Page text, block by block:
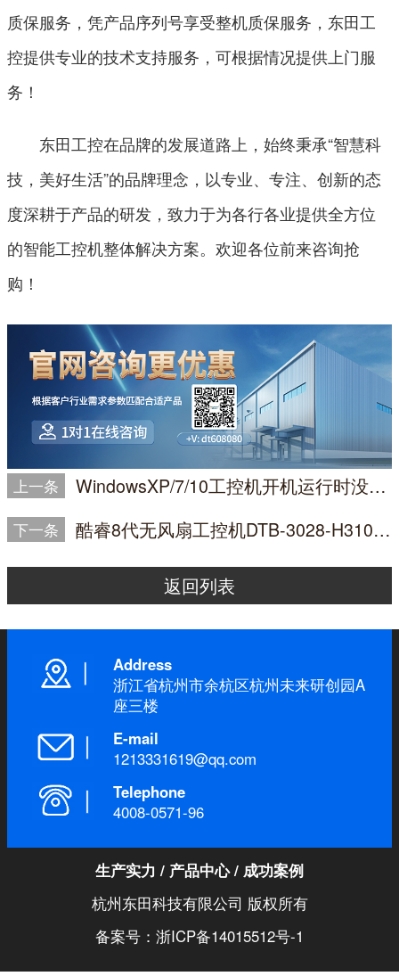
质保服务，凭产品序列号享受整机质保服务，东田工
控提供专业的技术支持服务，可根据情况提供上门服
务！
东田工控在品牌的发展道路上，始终秉承“智慧科
技，美好生活”的品牌理念，以专业、专注、创新的态
度深耕于产品的研发，致力于为各行各业提供全方位
的智能工控机整体解决方案。欢迎各位前来咨询抢
购！
上一条 WindowsXP/7/10工控机开机运行时没有画面怎么办？
下一条 酷睿8代无风扇工控机DTB-3028-H310的硬盘写入少量信息就满盘怎么办？
返回列表
Address
浙江省杭州市余杭区杭州未来研创园A
座三楼
E-mail
1213331619@qq.com
Telephone
4008-0571-96
生产实力 / 产品中心/ 成功案例
杭州东田科技有限公司 版权所有
备案号：浙ICP备14015512号-1